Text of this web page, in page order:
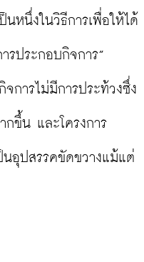
นหนึ่งในวิธีการเพื่อให้ได้
รประกอบกิจการ”
จการไม่มีการประท้วงซึ่ง
ขึ้น และโครงการ
นอุปสรรคขัดขวางแม้แต่